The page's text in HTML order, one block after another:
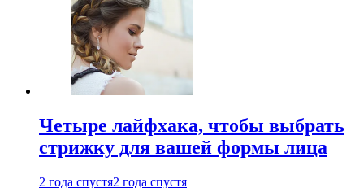
Четыре лайфхака, чтобы выбрать
стрижку для вашей формы лица
2 года спустя2 года спустя